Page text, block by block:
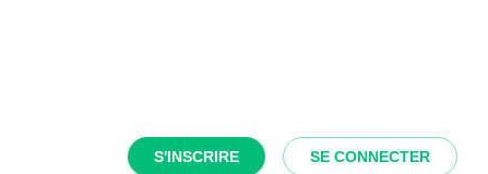
S'INSCRIRE SE CONNECTER